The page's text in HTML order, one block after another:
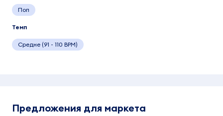
Поп
Темп
Средне (91 - 110 BPM)
Предложения для маркета